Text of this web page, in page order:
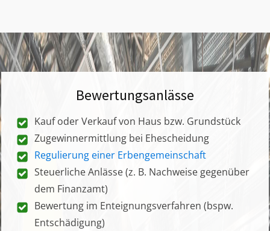
Bewertungsanlässe
Kauf oder Verkauf von Haus bzw. Grundstück
Zugewinnermittlung bei Ehescheidung
Regulierung einer Erbengemeinschaft
Steuerliche Anlässe (z. B. Nachweise gegenüber
dem Finanzamt)
Bewertung im Enteignungsverfahren (bspw.
Entschädigung)